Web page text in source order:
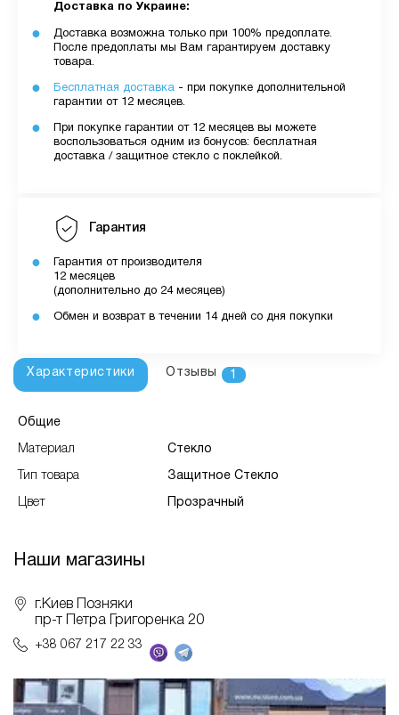
Доставка по Украине:
Доставка возможна только при 100% предоплате.
После предоплаты мы Вам гарантируем доставку
товара.
Бесплатная доставка - при покупке дополнительной
гарантии от 12 месяцев.
При покупке гарантии от 12 месяцев вы можете
воспользоваться одним из бонусов: бесплатная
доставка / защитное стекло с поклейкой.
Гарантия
Гарантия от производителя
12 месяцев
(дополнительно до 24 месяцев)
Обмен и возврат в течении 14 дней со дня покупки
Характеристики Отзывы 1
Общие
Материал Стекло
Тип товара Защитное Стекло
Цвет Прозрачный
Наши магазины
г.Киев Позняки
пр-т Петра Григоренка 20
+38 067 217 22 33